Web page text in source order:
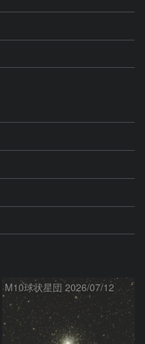
M10球状星団 2026/07/12